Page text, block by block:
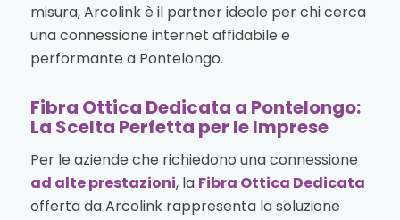
misura, Arcolink è il partner ideale per chi cerca
una connessione internet affidabile e
performante a Pontelongo.
Fibra Ottica Dedicata a Pontelongo:
La Scelta Perfetta per le Imprese
Per le aziende che richiedono una connessione
ad alte prestazioni, la Fibra Ottica Dedicata
offerta da Arcolink rappresenta la soluzione